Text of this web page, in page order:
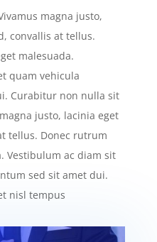
magna justo,
convallis at tellus.
malesuada.
quam vehicula
Curabitur non nulla sit
justo, lacinia eget
tellus. Donec rutrum
Vestibulum ac diam sit
sed sit amet dui.
nisl tempus